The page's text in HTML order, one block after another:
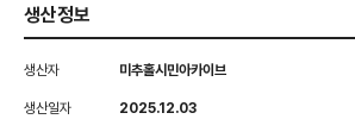
생산정보
생산자 미추홀시민아카이브
생산일자 2025.12.03